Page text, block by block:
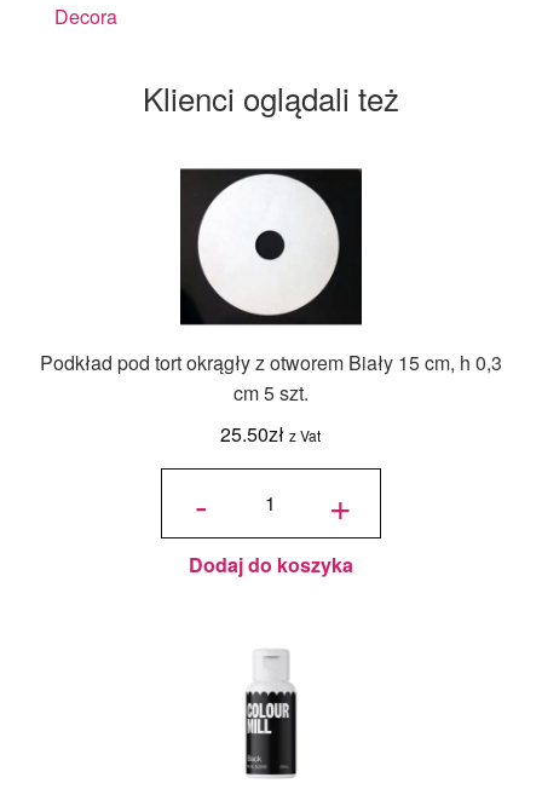
Decora
Klienci oglądali też
Podkład pod tort okrągły z otworem Biały 15 cm, h 0,3
cm 5 szt.
25.50zł z Vat
-
ilość
okrągły
z
otworem
Biały 15
cm, h
szt.
+
Dodaj do koszyka